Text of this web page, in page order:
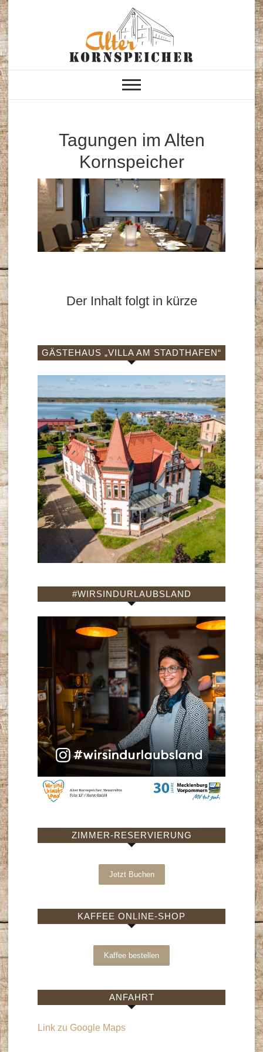
Skip
to
content
Alter Kornspeicher
Neustrelitz
Tagungen im Alten
Kornspeicher
Der Inhalt folgt in kürze
GÄSTEHAUS „VILLA AM STADTHAFEN“
#WIRSINDURLAUBSLAND
ZIMMER-RESERVIERUNG
Jetzt Buchen
KAFFEE ONLINE-SHOP
Kaffee bestellen
ANFAHRT
Link zu Google Maps